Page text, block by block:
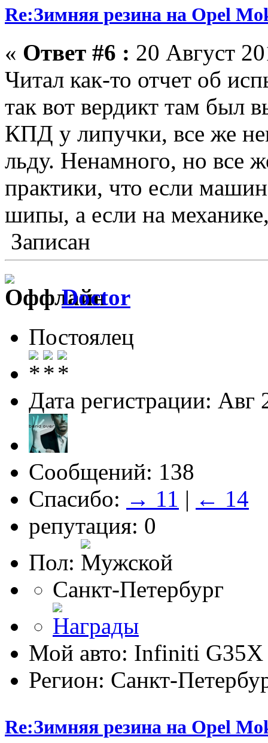
Re:Зимняя резина на Opel
« Ответ #6 : 20 Август
Читал как-то отчет об
так вот вердикт там был
КПД у липучки, все же
льду. Ненамного, но все
практики, что если
шипы, а если на
Записан
Doctor
Постоялец
Дата регистрации: Авг
Сообщений: 138
Спасибо: → 11 | ← 14
репутация: 0
Пол:
Санкт-Петербург
Мой авто: Infiniti G35X
Регион: Санкт-
Re:Зимняя резина на Opel